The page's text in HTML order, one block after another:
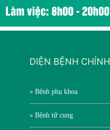
Làm việc: 8h00 - 20h00
DIỆN BỆNH CHÍNH
» Bệnh phụ khoa
» Bệnh tử cung